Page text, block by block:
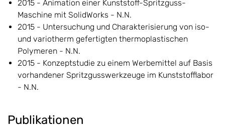
2015 - Animation einer Kunststoff-Spritzguss-
Maschine mit SolidWorks - N.N.
2015 - Untersuchung und Charakterisierung von iso-
und variotherm gefertigten thermoplastischen
Polymeren - N.N.
2015 - Konzeptstudie zu einem Werbemittel auf Basis
vorhandener Spritzgusswerkzeuge im Kunststofflabor
- N.N.
Publikationen